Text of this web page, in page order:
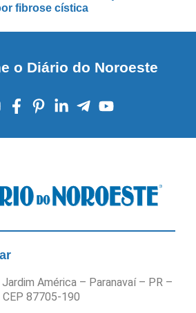
fibrose cística
o Diário do Noroeste
América – Paranavaí – PR –
CEP 87705-190